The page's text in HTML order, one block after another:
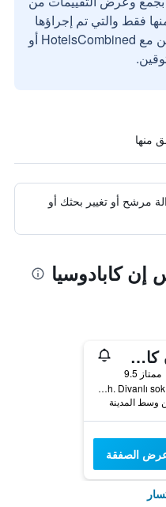
فقط والتي تم إجراؤها
بواسطة مستخدمين حقيقيين مع HotelsCombined أو
مرشح أو تغيير بحثك أو
إن كابادوسيا
ميلستون كاف للأجنحة الفندقية
ممتاز 9.5
Tekelli mah. Divanlı sok., 20, Uchisar, أوكسار, تركيا
الصفقة